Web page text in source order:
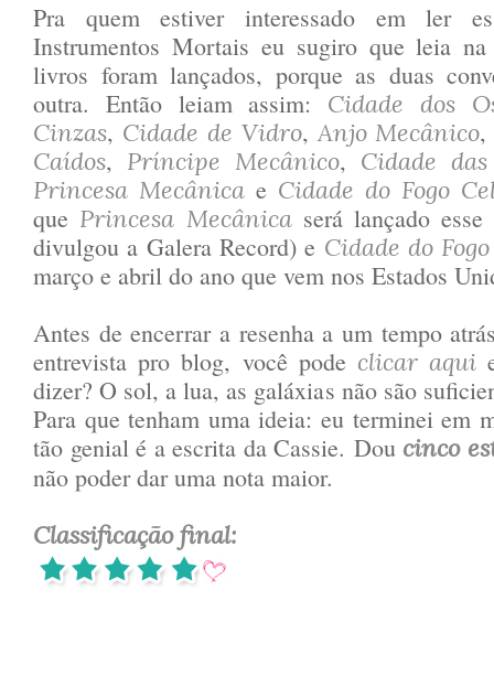
Pra quem estiver interessado em ler
Instrumentos Mortais eu sugiro que leia
livros foram lançados, porque as duas
outra. Então leiam assim: Cidade dos
Cinzas, Cidade de Vidro, Anjo Mecânico
Caídos, Príncipe Mecânico, Cidade
Princesa Mecânica e Cidade do Fogo
que Princesa Mecânicaserá lançado esse
divulgou a Galera Record) e Cidade do
março e abril do ano que vem nos Estados
Antes de encerrar a resenha a um tempo
entrevista pro blog, você pode clicar aqui
dizer? O sol, a lua, as galáxias não são
Para que tenham uma ideia: eu terminei em
tão genial é a escrita da Cassie. Dou cinco
não poder dar uma nota maior.
Classificação final: